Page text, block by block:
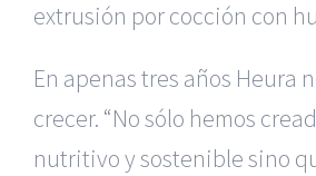
extrusión por cocción con
En apenas tres años Heura
crecer. “No sólo hemos
nutritivo y sostenible sino